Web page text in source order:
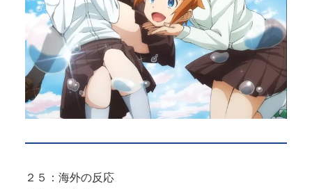
２５：海外の反応